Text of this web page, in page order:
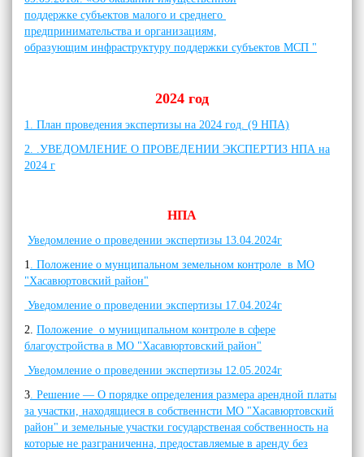
поддержке субъектов малого и среднего
предпринимательства и организациям,
образующим инфраструктуру поддержки субъектов МСП "
2024 год
1. План проведения экспертизы на 2024 год. (9 НПА)
2. .УВЕДОМЛЕНИЕ О ПРОВЕДЕНИИ ЭКСПЕРТИЗ НПА на
2024 г
НПА
Уведомление о проведении экспертизы 13.04.2024г
1. Положение о мунципальном земельном контроле в МО
"Хасавюртовский район"
Уведомление о проведении экспертизы 17.04.2024г
2. Положение о муниципальном контроле в сфере
благоустройства в МО "Хасавюртовский район"
Уведомление о проведении экспертизы 12.05.2024г
3. Решение — О порядке определения размера арендной платы
за участки, находящиеся в собственнсти МО "Хасавюртовский
район" и земельные участки государственая собственность на
которые не разграниченна, предоставляемые в аренду без